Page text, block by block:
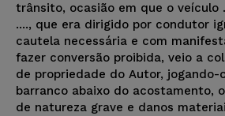
trânsito, ocasião em que o veículo
...., que era dirigido por condutor
cautela necessária e com
fazer conversão proibida, veio a
de propriedade do Autor, jogando-
barranco abaixo do acostamento,
de natureza grave e danos